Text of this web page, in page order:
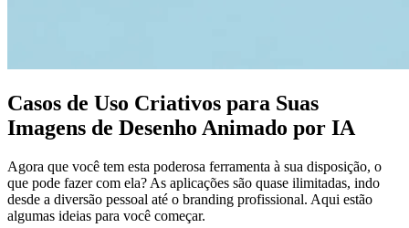
Casos de Uso Criativos para Suas
Imagens de Desenho Animado por IA
Agora que você tem esta poderosa ferramenta à sua disposição, o
que pode fazer com ela? As aplicações são quase ilimitadas, indo
desde a diversão pessoal até o branding profissional. Aqui estão
algumas ideias para você começar.